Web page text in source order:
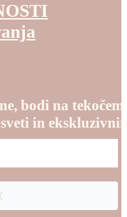
bodi na tekočem
in